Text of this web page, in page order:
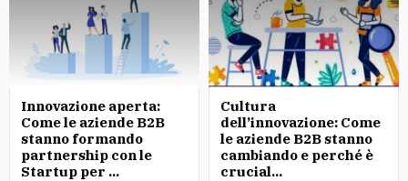
Innovazione aperta:
Come le aziende B2B
stanno formando
partnership con le
Startup per ...
Cultura
dell’innovazione: Come
le aziende B2B stanno
cambiando e perché è
crucial...